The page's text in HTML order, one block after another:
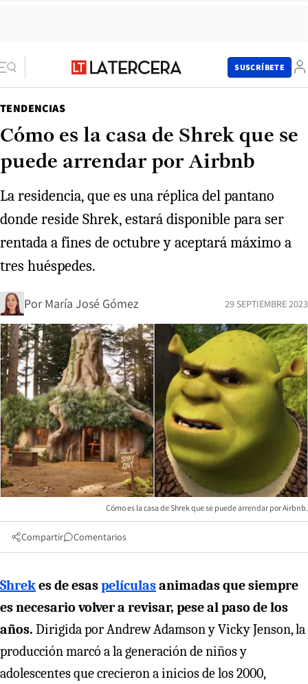
SUSCRÍBETE
TENDENCIAS
Cómo es la casa de Shrek que se
puede arrendar por Airbnb
La residencia, que es una réplica del pantano
donde reside Shrek, estará disponible para ser
rentada a fines de octubre y aceptará máximo a
tres huéspedes.
Por María José Gómez 29 SEPTIEMBRE 2023
Cómo es la casa de Shrek que se puede arrendar por Airbnb.
Compartir Comentarios
Shrekes de esaspelículasanimadas que siempre
es necesario volver a revisar, pese al paso de los
años. Dirigida por Andrew Adamson y Vicky Jenson, la
producción marcó a la generación de niños y
adolescentes que crecieron a inicios de los 2000,